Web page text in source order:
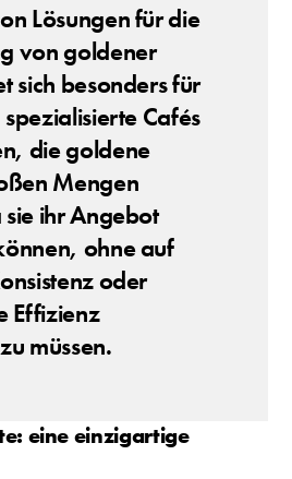
Lösungen für die
von goldener
sich besonders für
Cafés
die goldene
Mengen
ihr Angebot
ohne auf
oder
Effizienz
müssen.
eine einzigartige